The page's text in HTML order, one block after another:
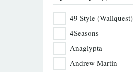
49 Style (Wallquest)
4Seasons
Anaglypta
Andrew Martin